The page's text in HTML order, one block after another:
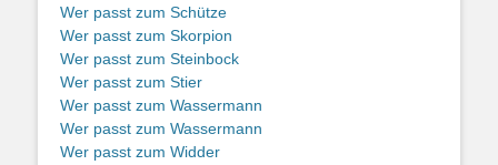
Wer passt zum Schütze
Wer passt zum Skorpion
Wer passt zum Steinbock
Wer passt zum Stier
Wer passt zum Wassermann
Wer passt zum Wassermann
Wer passt zum Widder